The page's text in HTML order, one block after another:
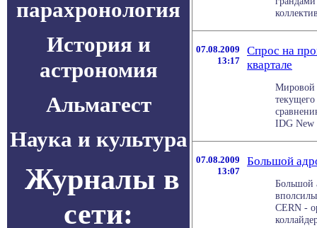
парахронология
История и
астрономия
Альмагест
Наука и культура
Журналы в
сети:
07.08.2009
13:17
Спрос на
квартале
Мировой
IDG New
07.08.2009
13:07
Большой
Большой
CERN -